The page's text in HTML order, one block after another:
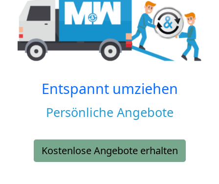
Entspannt umziehen
Persönliche Angebote
Kostenlose Angebote erhalten